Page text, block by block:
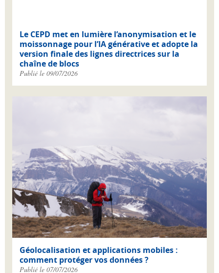
Le CEPD met en lumière l’anonymisation et le
moissonnage pour l’IA générative et adopte la
version finale des lignes directrices sur la
chaîne de blocs
Publié le 09/07/2026
Géolocalisation et applications mobiles :
comment protéger vos données ?
Publié le 07/07/2026